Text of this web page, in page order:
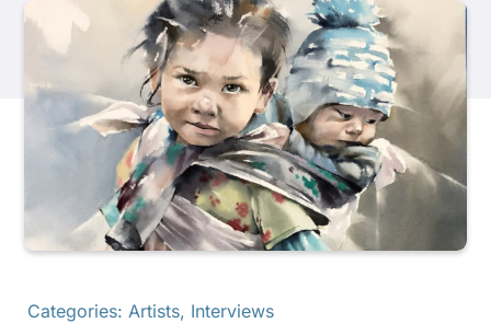
Các sản phẩm
Sự kiện
Categories: Artists, Interviews